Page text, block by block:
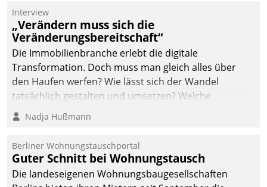
integrieren.
Interview
„Verändern muss sich die
Veränderungsbereitschaft“
Die Immobilienbranche erlebt die digitale
Transformation. Doch muss man gleich alles über
den Haufen werfen? Wie lässt sich der Wandel
tatsächlich gestalten und umsetzen? Welche
Argumente zählen wirklich?
Nadja Hußmann
Berliner Wohnungstauschportal
Guter Schnitt bei Wohnungstausch
Die landeseigenen Wohnungsbaugesellschaften